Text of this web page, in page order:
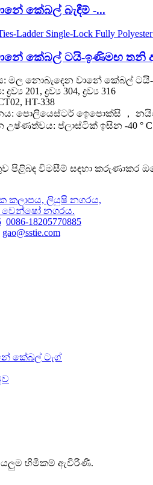
කේබල් බැඳීම් -...
කේබල් ටයි-ඉණිමඟ තනි
මල නොබැඳෙන වානේ කේබල්
201, ද්‍රව්‍ය 304, ද්‍රව්‍ය 316
HT-338
පොලියෙස්ටර් ඉෙපොක්සි ，
උෂ්ණත්වය: ප්ලාස්ටික් ඉසින -40 ° C
පිළිබඳ විමසීම් සඳහා කරුණාකර
කලාපය, ලියුෂි නගරය,
වෙන්ෂෝ නගරය.
0086-18205770885
gao@sstie.com
කේබල් ටැග්
සියලුම හිමිකම් ඇවිරිණි.